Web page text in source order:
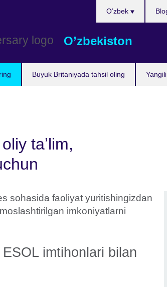
O’zbekiston
Buyuk Britaniyada tahsil oling
O’zbek
taʼlim,
sohasida faoliyat yuritishingizdan
imkoniyatlarni
imtihonlari bilan